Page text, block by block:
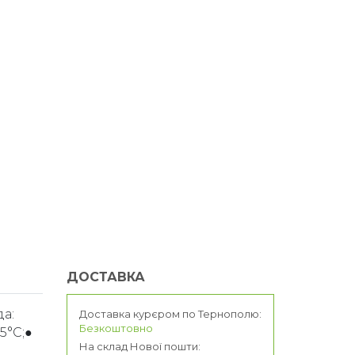
ДОСТАВКА
Доставка курєром по Тернополю:
Безкоштовно
На склад Нової пошти: